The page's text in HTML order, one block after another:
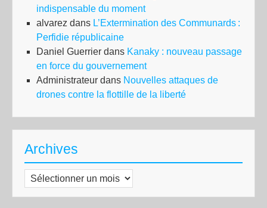
indispensable du moment
alvarez dans L’Extermination des Communards :
Perfidie républicaine
Daniel Guerrier dans Kanaky : nouveau passage
en force du gouvernement
Administrateur dans Nouvelles attaques de
drones contre la flottille de la liberté
Archives
Archives